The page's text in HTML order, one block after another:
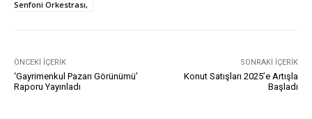
Senfoni Orkestrası,
ÖNCEKI İÇERIK
‘Gayrimenkul Pazarı Görünümü’
Raporu Yayınladı
SONRAKI İÇERIK
Konut Satışları 2025’e Artışla
Başladı